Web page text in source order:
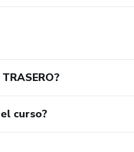
curso?